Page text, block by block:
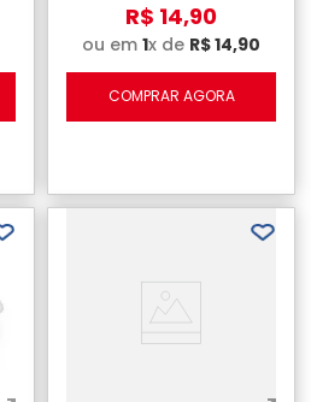
R$ 14,90
ou em 1x de R$14,90
COMPRAR AGORA